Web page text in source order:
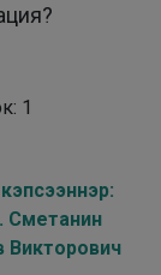
1
Сметанин
Викторович